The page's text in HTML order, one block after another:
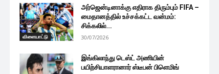
விளையாட்டு
அர்ஜென்டினாக்கு எதிராக திரும்பும் FIFA –
மைதானத்தில் உச்சக்கட்ட வன்மம்:
சிக்கலில்...
30/07/2026
இங்கிலாந்து டெஸ்ட் அணியின்
பயிற்சியாளரானார் ஸ்டீபன் பிளெமிங்